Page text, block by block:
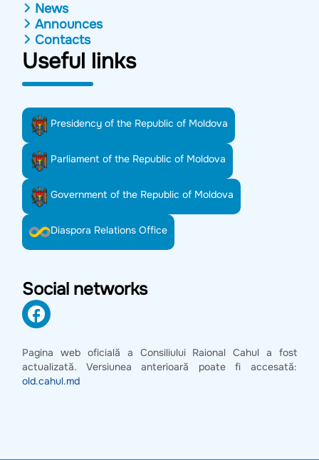
News
Announces
Contacts
Useful links
Presidency of the Republic of Moldova
Parliament of the Republic of Moldova
Government of the Republic of Moldova
Diaspora Relations Office
Social networks
Pagina web oficială a Consiliului Raional Cahul a fost
actualizată. Versiunea anterioară poate fi accesată:
old.cahul.md